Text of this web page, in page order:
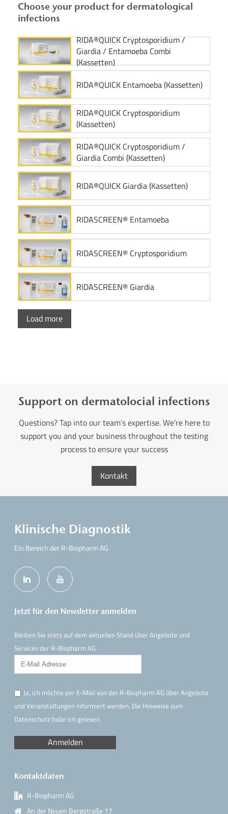
Choose your product for dermatological
infections
RIDA®QUICK Cryptosporidium /
Giardia / Entamoeba Combi
(Kassetten)
RIDA®QUICK Entamoeba (Kassetten)
RIDA®QUICK Cryptosporidium
(Kassetten)
RIDA®QUICK Cryptosporidium /
Giardia Combi (Kassetten)
RIDA®QUICK Giardia (Kassetten)
RIDASCREEN® Entamoeba
RIDASCREEN® Cryptosporidium
RIDASCREEN® Giardia
Load more
Support on dermatolocial infections
Questions? Tap into our team’s expertise. We’re here to
support you and your business throughout the testing
process to ensure your success
Kontakt
Klinische Diagnostik
Ein Bereich der R-Biopharm AG
Jetzt für den Newsletter anmelden
Bleiben Sie stets auf dem aktuellen Stand über Angebote und
Services der R-Biopharm AG.
Ja, ich möchte per E-Mail von der R-Biopharm AG über Angebote
und Veranstaltungen informiert werden. Die Hinweisezum
Datenschutz habe ich gelesen.
Kontaktdaten
R-Biopharm AG
An der Neuen Bergstraße 17